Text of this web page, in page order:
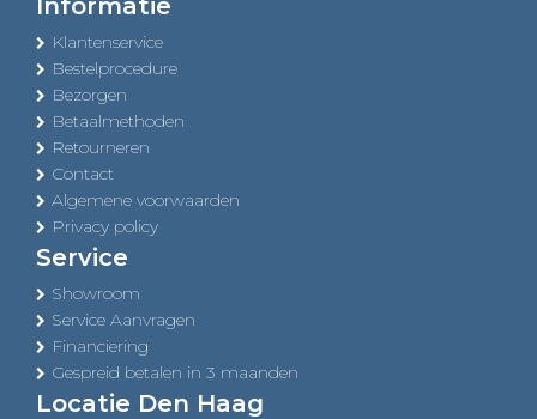
Informatie
Klantenservice
Bestelprocedure
Bezorgen
Betaalmethoden
Retourneren
Contact
Algemene voorwaarden
Privacy policy
Service
Showroom
Service Aanvragen
Financiering
Gespreid betalen in 3 maanden
Locatie Den Haag